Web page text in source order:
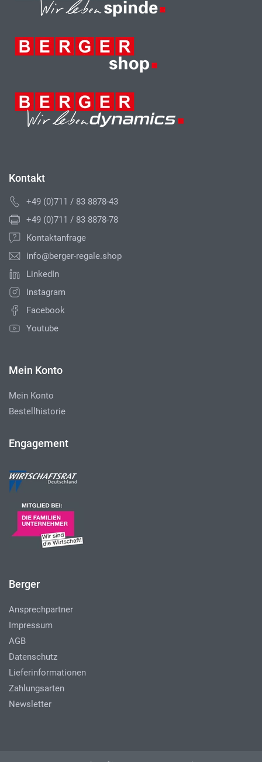
Kontakt
+49 (0)711 / 83 8878-43
+49 (0)711 / 83 8878-78
Kontaktanfrage
info@berger-regale.shop
LinkedIn
Instagram
Facebook
Youtube
Mein Konto
Mein Konto
Bestellhistorie
Engagement
Berger
Ansprechpartner
Impressum
AGB
Datenschutz
Lieferinformationen
Zahlungsarten
Newsletter